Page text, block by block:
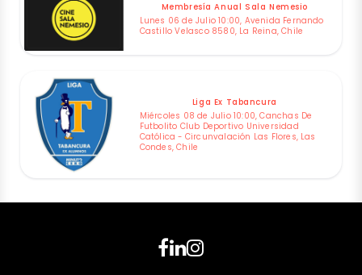
Membresía Anual Sala Nemesio
Lunes 06 de Julio 10:00, Avenida Fernando
Castillo Velasco 8580, La Reina, Chile
Liga Ex Tabancura
Miércoles 08 de Julio 10:00, Canchas De
Futbolito Club Deportivo Universidad
Católica - Circunvalación Las Flores, Las
Condes, Chile